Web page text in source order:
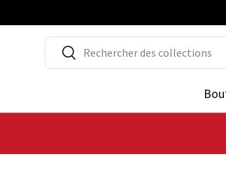
ALLER AU CONTENU
Recherche
Rechercher